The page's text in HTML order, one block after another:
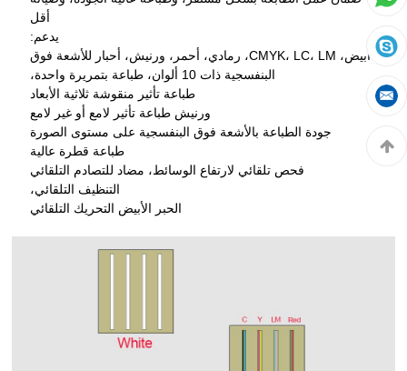
أقل
يدعم:
أبيض، CMYK، LC، LM، رمادي، أحمر، ورنيش، أحبار للأشعة فوق
البنفسجية ذات 10 ألوان، طباعة بتمريرة واحدة،
طباعة تأثير منقوشة ثلاثية الأبعاد
ورنيش طباعة تأثير لامع أو غير لامع
جودة الطباعة بالأشعة فوق البنفسجية على مستوى الصورة
طباعة قطرة عالية
فحص تلقائي لارتفاع الوسائط، مضاد للتصادم التلقائي
التنظيف التلقائي،
الحبر الأبيض التحريك التلقائي